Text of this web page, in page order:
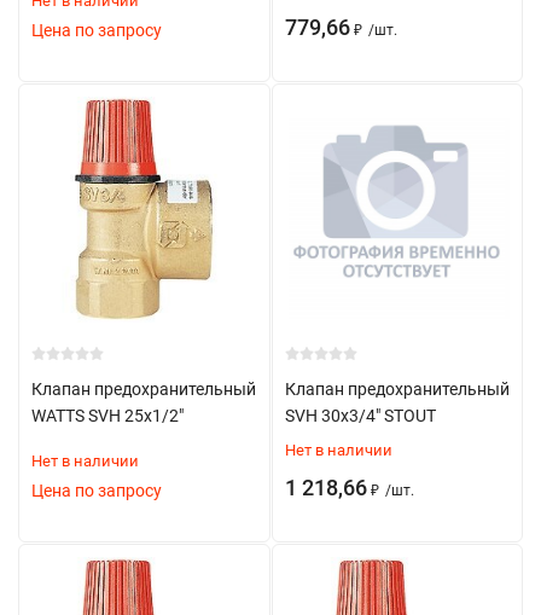
Тестирование срабатывания
Калибровка при необходимости
Современные решения
Клапаны с повышенной точностью настройки
Коррозионностойкие материалы
Энергоэффективные конструкции
Требования безопасности
Регулярное тестирование срабатывания
Запрет на установку заглушек
Цена по запросу 779,66 ₽ /шт.
Клапан предохранительный
WATTS SVH 25х1/2"
Нет в наличии
Цена по запросу
Клапан предохранительный
SVH 30x3/4" STOUT
Нет в наличии
1 218,66 ₽ /шт.